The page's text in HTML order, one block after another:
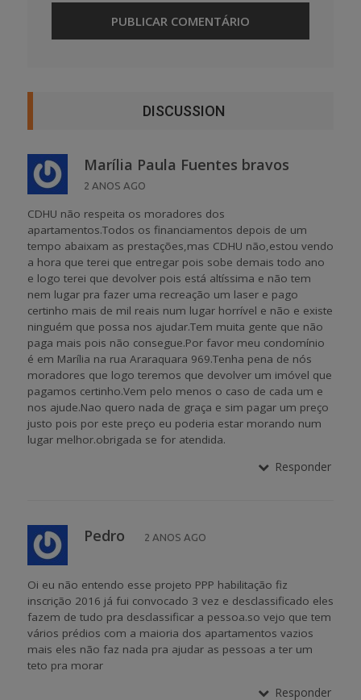
DISCUSSION
Marília Paula Fuentes bravos
2 ANOS AGO
CDHU não respeita os moradores dos
apartamentos.Todos os financiamentos depois de um
tempo abaixam as prestações,mas CDHU não,estou vendo
a hora que terei que entregar pois sobe demais todo ano
e logo terei que devolver pois está altíssima e não tem
nem lugar pra fazer uma recreação um laser e pago
certinho mais de mil reais num lugar horrível e não e existe
ninguém que possa nos ajudar.Tem muita gente que não
paga mais pois não consegue.Por favor meu condomínio
é em Marília na rua Araraquara 969.Tenha pena de nós
moradores que logo teremos que devolver um imóvel que
pagamos certinho.Vem pelo menos o caso de cada um e
nos ajude.Nao quero nada de graça e sim pagar um preço
justo pois por este preço eu poderia estar morando num
lugar melhor.obrigada se for atendida.
Responder
Pedro 2 ANOS AGO
Oi eu não entendo esse projeto PPP habilitação fiz
inscrição 2016 já fui convocado 3 vez e desclassificado eles
fazem de tudo pra desclassificar a pessoa.so vejo que tem
vários prédios com a maioria dos apartamentos vazios
mais eles não faz nada pra ajudar as pessoas a ter um
teto pra morar
Responder